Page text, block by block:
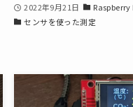
2022年9月21日
Raspberry
センサを使った測定